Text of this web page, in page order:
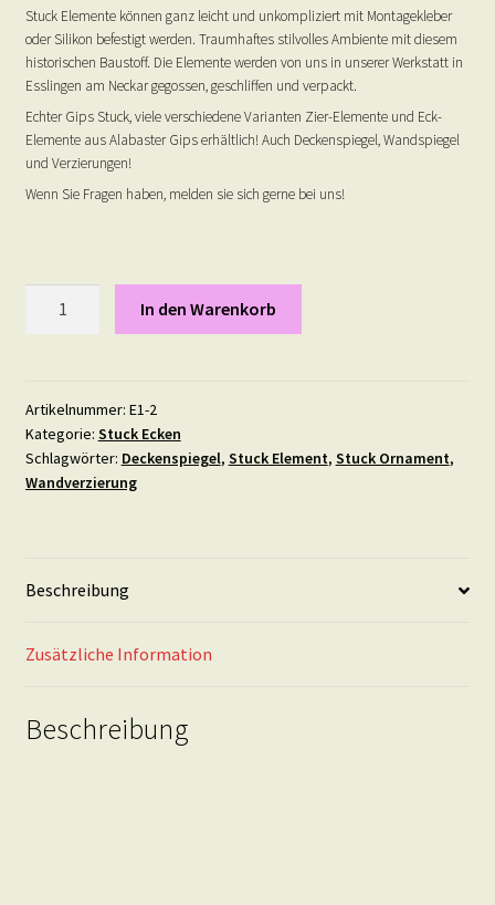
Stuck Elemente können ganz leicht und unkompliziert mit Montagekleber
oder Silikon befestigt werden. Traumhaftes stilvolles Ambiente mit diesem
historischen Baustoff. Die Elemente werden von uns in unserer Werkstatt in
Esslingen am Neckar gegossen, geschliffen und verpackt.
Echter Gips Stuck, viele verschiedene Varianten Zier-Elemente und Eck-
Elemente aus Alabaster Gips erhältlich! Auch Deckenspiegel, Wandspiegel
und Verzierungen!
Wenn Sie Fragen haben, melden sie sich gerne bei uns!
GOLD
Menge
In den Warenkorb
Artikelnummer: E1-2
Kategorie: Stuck Ecken
Schlagwörter: Deckenspiegel, Stuck Element, Stuck Ornament,
Wandverzierung
Beschreibung
Zusätzliche Information
Beschreibung